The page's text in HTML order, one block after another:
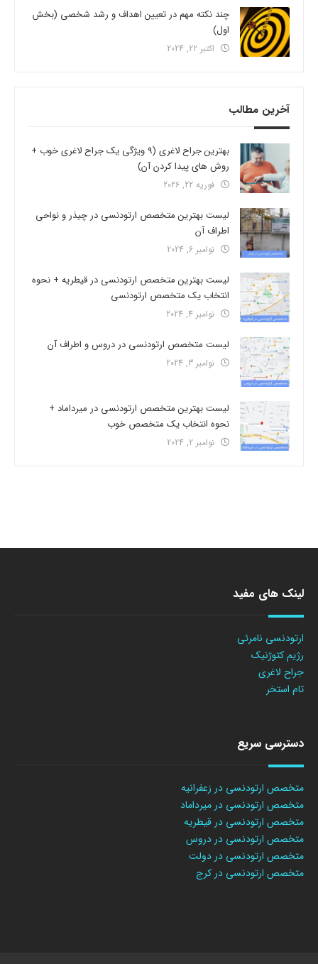
چند نکته مهم در تعیین اهداف و رشد شخصی (بخش
اول)
اکتبر 22, 2024
آخرین مطالب
بهترین جراح لاغری (9 ویژگی یک جراح لاغری خوب +
روش های پیدا کردن آن)
فوریه 22, 2026
لیست بهترین متخصص ارتودنسی در چیذر و نواحی
اطراف آن
نوامبر 6, 2024
لیست بهترین متخصص ارتودنسی در قیطریه + نحوه
انتخاب یک متخصص ارتودنسی
نوامبر 4, 2024
لیست متخصص ارتودنسی در دروس و اطراف آن
نوامبر 3, 2024
لیست بهترین متخصص ارتودنسی در میرداماد +
نحوه انتخاب یک متخصص خوب
نوامبر 2, 2024
لینک های مفید
ارتودنسی نامرئی
رژیم کتوژنیک
جراح لاغری
تام استخر
دسترسی سریع
متخصص ارتودنسی در زعفرانیه
متخصص ارتودنسی در میرداماد
متخصص ارتودنسی در قیطریه
متخصص ارتودنسی در دروس
متخصص ارتودنسی در دولت
متخصص ارتودنسی در کرج